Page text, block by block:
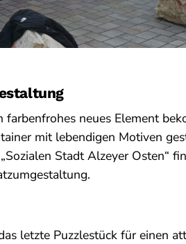
neues Element
mit lebendigen Motiven
Stadt Alzeyer Osten“
letzte Puzzlestück für einen